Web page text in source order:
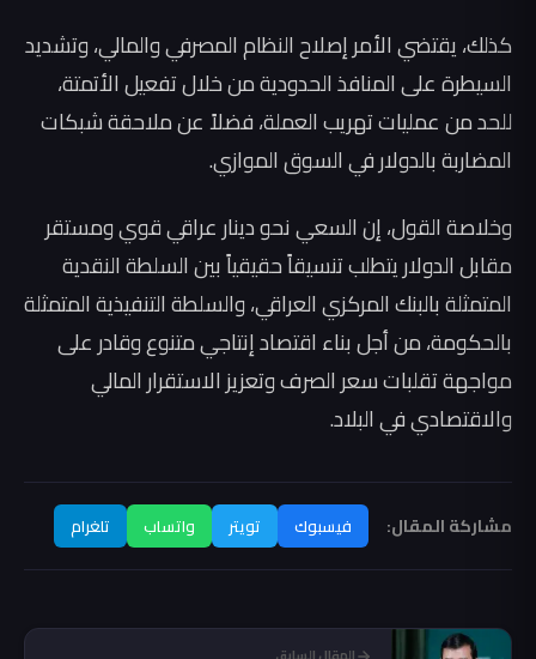
كذلك، يقتضي الأمر إصلاح النظام المصرفي والمالي، وتشديد
السيطرة على المنافذ الحدودية من خلال تفعيل الأتمتة،
للحد من عمليات تهريب العملة، فضلاً عن ملاحقة شبكات
المضاربة بالدولار في السوق الموازي.
وخلاصة القول، إن السعي نحو دينار عراقي قوي ومستقر
مقابل الدولار يتطلب تنسيقاً حقيقياً بين السلطة النقدية
المتمثلة بالبنك المركزي العراقي، والسلطة التنفيذية المتمثلة
بالحكومة، من أجل بناء اقتصاد إنتاجي متنوع وقادر على
مواجهة تقلبات سعر الصرف وتعزيز الاستقرار المالي
والاقتصادي في البلاد.
مشاركة المقال: فيسبوك تويتر واتساب تلغرام